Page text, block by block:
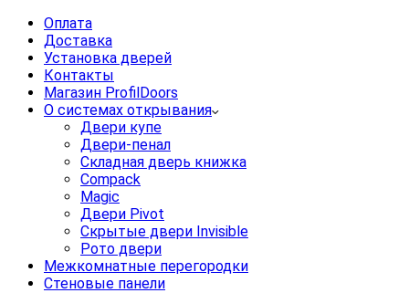
Оплата
Доставка
Установка дверей
Контакты
Магазин ProfilDoors
О системах открывания
Двери купе
Двери-пенал
Складная дверь книжка
Compack
Magic
Двери Pivot
Скрытые двери Invisible
Рото двери
Межкомнатные перегородки
Стеновые панели